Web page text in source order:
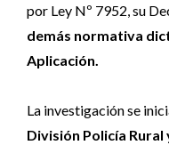
por Ley Nº 7952, su
demás normativa
Aplicación.
La investigación se
División Policía Rural